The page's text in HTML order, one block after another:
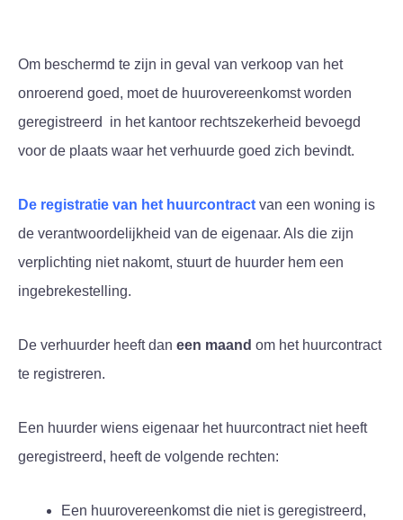
Om beschermd te zijn in geval van verkoop van het
onroerend goed, moet de huurovereenkomst worden
geregistreerd in het kantoor rechtszekerheid bevoegd
voor de plaats waar het verhuurde goed zich bevindt.
De registratie van het huurcontract van een woning is
de verantwoordelijkheid van de eigenaar. Als die zijn
verplichting niet nakomt, stuurt de huurder hem een
ingebrekestelling.
De verhuurder heeft dan een maand om het huurcontract
te registreren.
Een huurder wiens eigenaar het huurcontract niet heeft
geregistreerd, heeft de volgende rechten:
Een huurovereenkomst die niet is geregistreerd,